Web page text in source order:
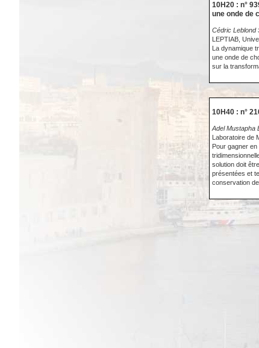
10H20 : n°
une onde de
Cédric Leblond
LEPTIAB,
La dynamique
une onde de
sur la
10H40 : n°
Adel Mustapha
Laboratoire de
Pour gagner
solution doit
présentées et
conservation